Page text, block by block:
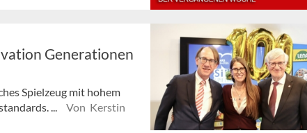
Generationen
Spielzeug mit hohem
...
Von Kerstin